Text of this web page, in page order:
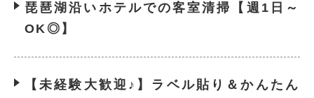
琵琶湖沿いホテルでの客室清掃【週1日～
OK◎】
【未経験大歓迎♪】ラベル貼り＆かんたん